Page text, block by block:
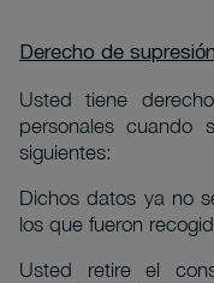
Derecho de supresión
Usted tiene
personales cuando
siguientes:
Dichos datos ya no
los que fueron
Usted retire el